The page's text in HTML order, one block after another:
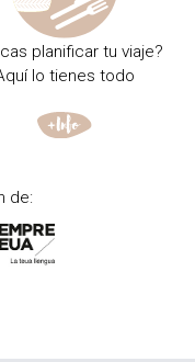
planificar tu viaje?
lo tienes todo
de: